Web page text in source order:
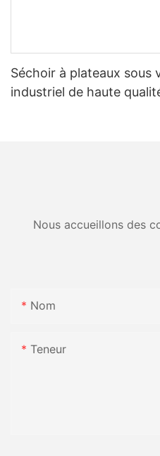
Séchoir à plateaux sous
industriel de haute
Nous accueillons des
Nom
Teneur